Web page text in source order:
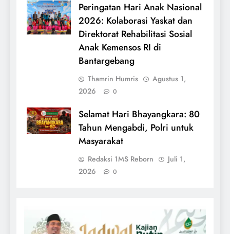
Peringatan Hari Anak Nasional
2026: Kolaborasi Yaskat dan
Direktorat Rehabilitasi Sosial
Anak Kemensos RI di
Bantargebang
Thamrin Humris
Agustus 1,
2026
0
Selamat Hari Bhayangkara: 80
Tahun Mengabdi, Polri untuk
Masyarakat
Redaksi 1MS Reborn
Juli 1,
2026
0